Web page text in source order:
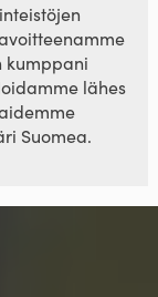
kumppani
lähes
Suomea.